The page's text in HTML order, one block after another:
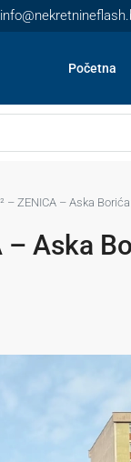
Početna
– ZENICA – Aska Borića
– Aska